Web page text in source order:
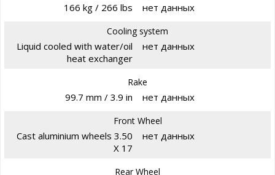
166 kg / 266 lbs нет данных
Cooling system
Liquid cooled with water/oil
heat exchanger
нет данных
Rake
99.7 mm / 3.9 in нет данных
Front Wheel
Cast aluminium wheels 3.50
X 17
нет данных
Rear Wheel